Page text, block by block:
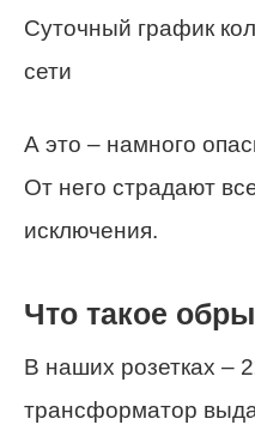
Суточный график
сети
А это – намного
От него страдают
исключения.
Что такое
В наших розетках –
трансформатор